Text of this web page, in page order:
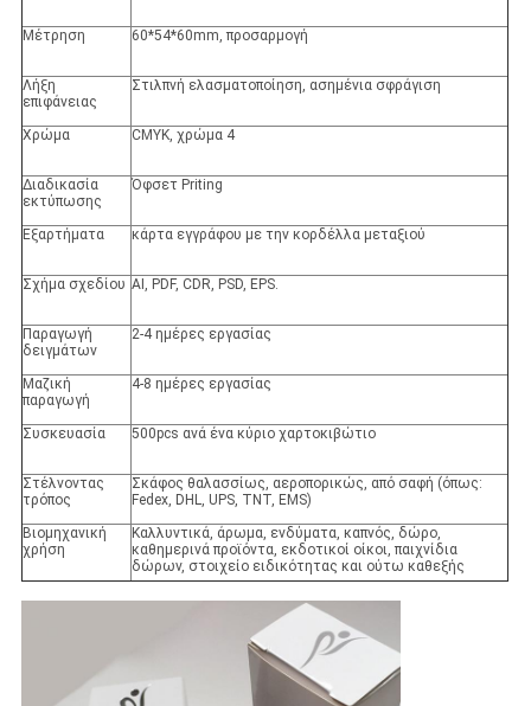
Μέτρηση 60*54*60mm, προσαρμογή
Λήξη
επιφάνειας
Στιλπνή ελασματοποίηση, ασημένια σφράγιση
Χρώμα CMYK, χρώμα 4
Διαδικασία
εκτύπωσης
Όφσετ Priting
Εξαρτήματα κάρτα εγγράφου με την κορδέλλα μεταξιού
Σχήμα σχεδίου AI, PDF, CDR, PSD, EPS.
Παραγωγή
δειγμάτων
2-4 ημέρες εργασίας
Μαζική
παραγωγή
4-8 ημέρες εργασίας
Συσκευασία 500pcs ανά ένα κύριο χαρτοκιβώτιο
Στέλνοντας
τρόπος
Σκάφος θαλασσίως, αεροπορικώς, από σαφή (όπως:
Fedex, DHL, UPS, TNT, EMS)
Βιομηχανική
χρήση
Καλλυντικά, άρωμα, ενδύματα, καπνός, δώρο,
καθημερινά προϊόντα, εκδοτικοί οίκοι, παιχνίδια
δώρων, στοιχείο ειδικότητας και ούτω καθεξής